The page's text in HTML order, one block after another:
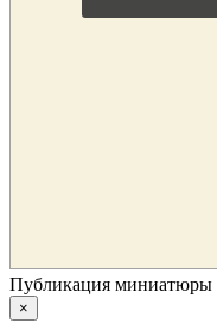
Публикация миниатюры
×